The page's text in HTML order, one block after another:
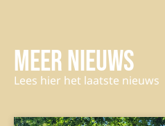
Meer nieuws
Lees hier het laatste nieuws